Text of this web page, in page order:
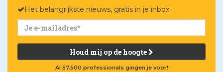
Het belangrijkste nieuws, gratis in je inbox
Houd mij op de hoogte
Al 57.500 professionals gingen je voor!